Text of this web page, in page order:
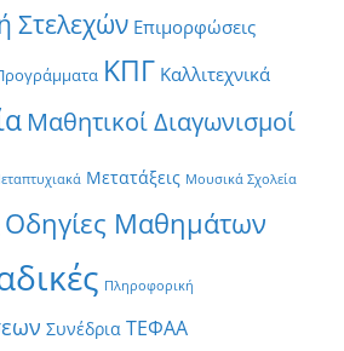
Στελεχών Επιμορφώσεις
ΚΠΓ Καλλιτεχνικά
Μαθητικοί Διαγωνισμοί
Μετατάξεις Μουσικά Σχολεία
Οδηγίες Μαθημάτων
Πληροφορική
Συνέδρια ΤΕΦΑΑ